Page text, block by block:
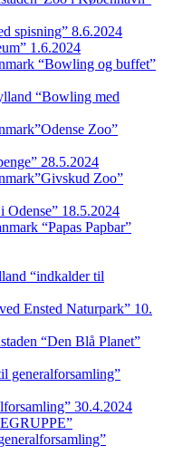
spisning” 8.6.2024
1.6.2024
“Bowling og buffet”
“Bowling med
Zoo”
28.5.2024
Zoo”
Odense” 18.5.2024
“Papas Papbar”
“indkalder til
Ensted Naturpark” 10.
“Den Blå Planet”
generalforsamling”
30.4.2024